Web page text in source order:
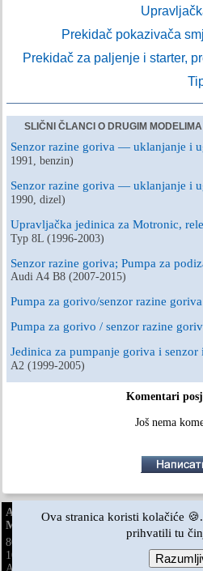
Prekidač pokazivača
Prekidač za paljenje i starter,
SLIČNI ČLANCI O DRUGIM
Senzor razine goriva — uklanjanje i
1991, benzin)
Senzor razine goriva — uklanjanje i
1990, dizel)
Upravljačka jedinica za Motronic,
Typ 8L (1996-2003)
Senzor razine goriva; Pumpa za
Audi A4 B8 (2007-2015)
Pumpa za gorivo/senzor razine goriva
Pumpa za gorivo / senzor razine
Jedinica za pumpanje goriva i
A2 (1999-2005)
Komentari
Još nema
AudiManual.ru © 2017-2026·Puna
Mapa stranice
Pretraživanje stranice
80 B2
80 B3
100 C3
100 C4 · ·A3
A4 B6
·A4 B8· ·
Ova stranica koristi kolačiće
prihvatili tu